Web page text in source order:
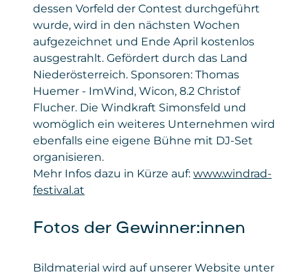
dessen Vorfeld der Contest durchgeführt
wurde, wird in den nächsten Wochen
aufgezeichnet und Ende April kostenlos
ausgestrahlt. Gefördert durch das Land
Niederösterreich. Sponsoren: Thomas
Huemer - ImWind, Wicon, 8.2 Christof
Flucher. Die Windkraft Simonsfeld und
womöglich ein weiteres Unternehmen wird
ebenfalls eine eigene Bühne mit DJ-Set
organisieren.
Mehr Infos dazu in Kürze auf: www.windrad-
festival.at
Fotos der Gewinner:innen
Bildmaterial wird auf unserer Website unter